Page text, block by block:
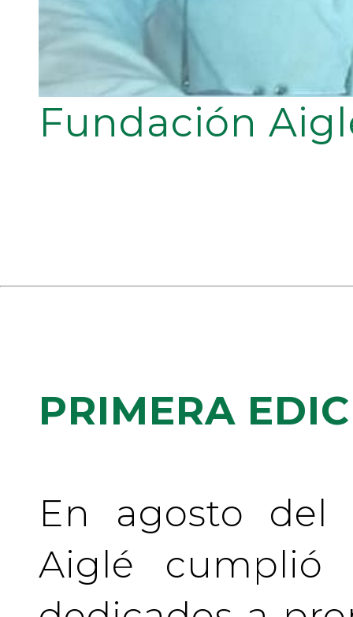
Fundación
PRIMERA
En agosto del
Aiglé